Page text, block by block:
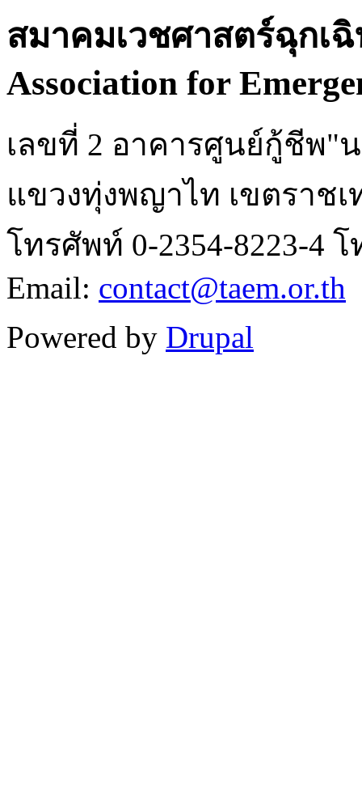
สมาคมเวชศาสตร์ฉุกเ
Association for
เลขที่ 2 อาคารศูนย์กู้ชีพ"
แขวงทุ่งพญาไท เขตราชเ
โทรศัพท์ 0-2354-8223-4 โ
Email: contact@taem.or.th
Powered by Drupal